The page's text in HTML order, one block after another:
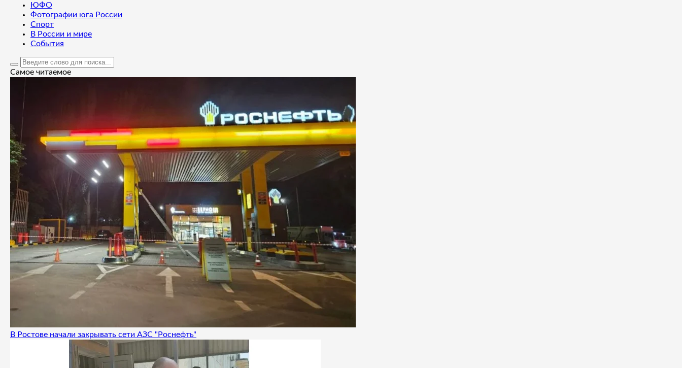
ЮФО
Фотографии юга России
Спорт
В России и мире
События
Самое читаемое
В Ростове начали закрывать сети АЗС "Роснефть"